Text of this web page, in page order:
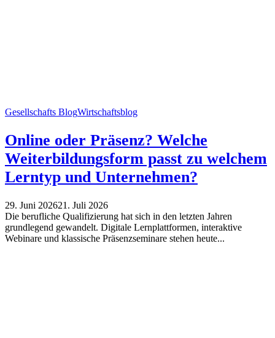
Gesellschafts BlogWirtschaftsblog
Online oder Präsenz? Welche
Weiterbildungsform passt zu welchem
Lerntyp und Unternehmen?
29. Juni 202621. Juli 2026
Die berufliche Qualifizierung hat sich in den letzten Jahren
grundlegend gewandelt. Digitale Lernplattformen, interaktive
Webinare und klassische Präsenzseminare stehen heute...